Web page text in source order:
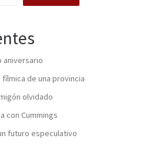
aniversario
de una provincia
olvidado
con Cummings
futuro especulativo